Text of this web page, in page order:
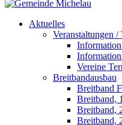
Aktuelles
Veranstaltungen /
Information
Vereine
Breitbandausbau
Breitband
Breitband,
Breitband,
Breitband,